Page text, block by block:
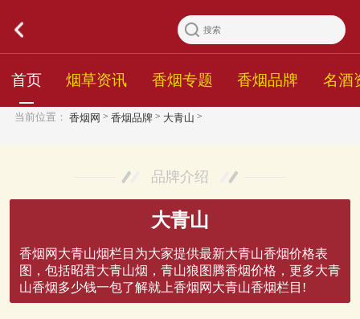
首页 烟草资讯 香烟专题 香烟品牌 名酒
当前位置： 香烟网 > 香烟品牌 > 大青山 >
品牌介绍
大青山
香烟网大青山烟栏目为大家提供最新大青山香烟价格表
图，包括昭君大青山烟，青山狼图腾香烟价格，更多大青
山香烟多少钱一包了解就上香烟网大青山香烟栏目!